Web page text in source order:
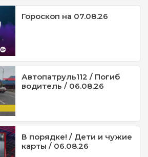
Гороскоп на 07.08.26
Автопатруль112 / Погиб
водитель / 06.08.26
В порядке! / Дети и чужие
карты / 06.08.26